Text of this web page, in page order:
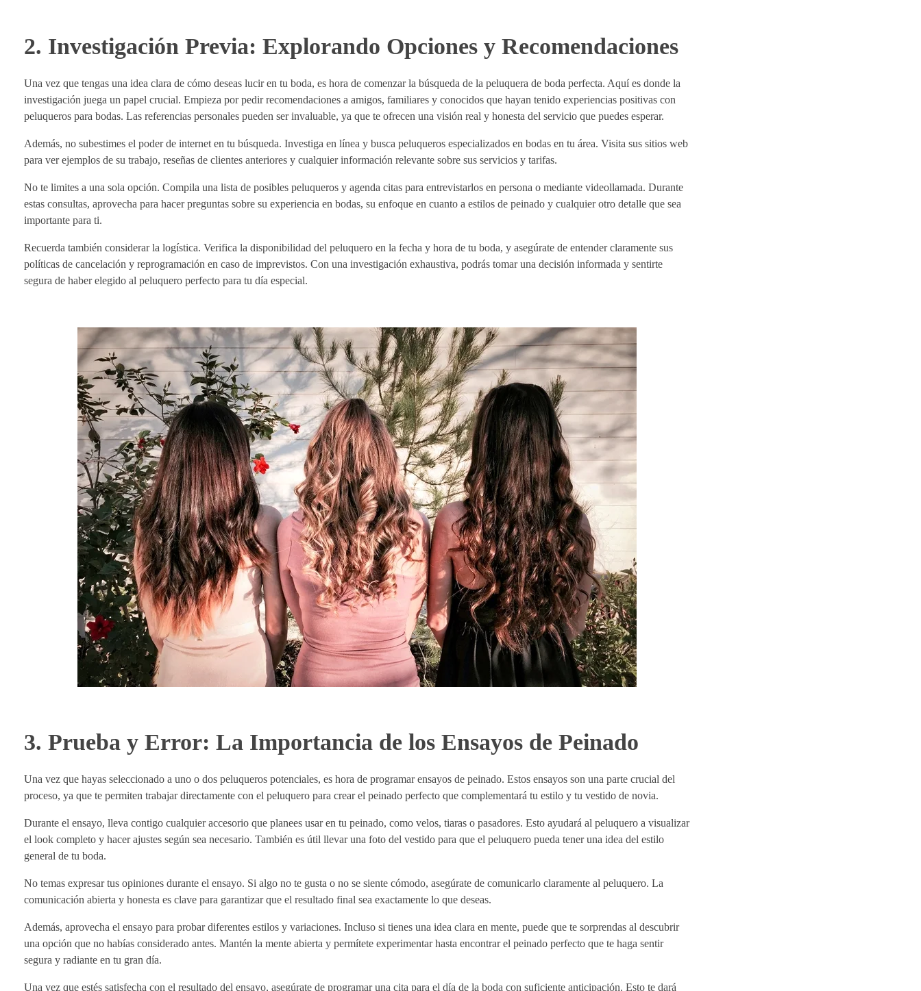
2. Investigación Previa: Explorando Opciones y Recomendaciones
Una vez que tengas una idea clara de cómo deseas lucir en tu boda, es hora de comenzar la búsqueda de la peluquera de boda perfecta. Aquí es donde la
investigación juega un papel crucial. Empieza por pedir recomendaciones a amigos, familiares y conocidos que hayan tenido experiencias positivas con
peluqueros para bodas. Las referencias personales pueden ser invaluable, ya que te ofrecen una visión real y honesta del servicio que puedes esperar.
Además, no subestimes el poder de internet en tu búsqueda. Investiga en línea y busca peluqueros especializados en bodas en tu área. Visita sus sitios web
para ver ejemplos de su trabajo, reseñas de clientes anteriores y cualquier información relevante sobre sus servicios y tarifas.
No te limites a una sola opción. Compila una lista de posibles peluqueros y agenda citas para entrevistarlos en persona o mediante videollamada. Durante
estas consultas, aprovecha para hacer preguntas sobre su experiencia en bodas, su enfoque en cuanto a estilos de peinado y cualquier otro detalle que sea
importante para ti.
Recuerda también considerar la logística. Verifica la disponibilidad del peluquero en la fecha y hora de tu boda, y asegúrate de entender claramente sus
políticas de cancelación y reprogramación en caso de imprevistos. Con una investigación exhaustiva, podrás tomar una decisión informada y sentirte
segura de haber elegido al peluquero perfecto para tu día especial.
3. Prueba y Error: La Importancia de los Ensayos de Peinado
Una vez que hayas seleccionado a uno o dos peluqueros potenciales, es hora de programar ensayos de peinado. Estos ensayos son una parte crucial del
proceso, ya que te permiten trabajar directamente con el peluquero para crear el peinado perfecto que complementará tu estilo y tu vestido de novia.
Durante el ensayo, lleva contigo cualquier accesorio que planees usar en tu peinado, como velos, tiaras o pasadores. Esto ayudará al peluquero a visualizar
el look completo y hacer ajustes según sea necesario. También es útil llevar una foto del vestido para que el peluquero pueda tener una idea del estilo
general de tu boda.
No temas expresar tus opiniones durante el ensayo. Si algo no te gusta o no se siente cómodo, asegúrate de comunicarlo claramente al peluquero. La
comunicación abierta y honesta es clave para garantizar que el resultado final sea exactamente lo que deseas.
Además, aprovecha el ensayo para probar diferentes estilos y variaciones. Incluso si tienes una idea clara en mente, puede que te sorprendas al descubrir
una opción que no habías considerado antes. Mantén la mente abierta y permítete experimentar hasta encontrar el peinado perfecto que te haga sentir
segura y radiante en tu gran día.
Una vez que estés satisfecha con el resultado del ensayo, asegúrate de programar una cita para el día de la boda con suficiente anticipación. Esto te dará